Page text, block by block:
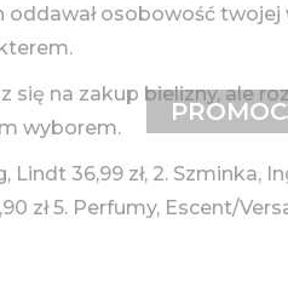
oddawał osobowość
się na zakup bielizny, ale
wyborem.
36,99 zł, 2. Szminka,
zł 5. Perfumy, Escent/